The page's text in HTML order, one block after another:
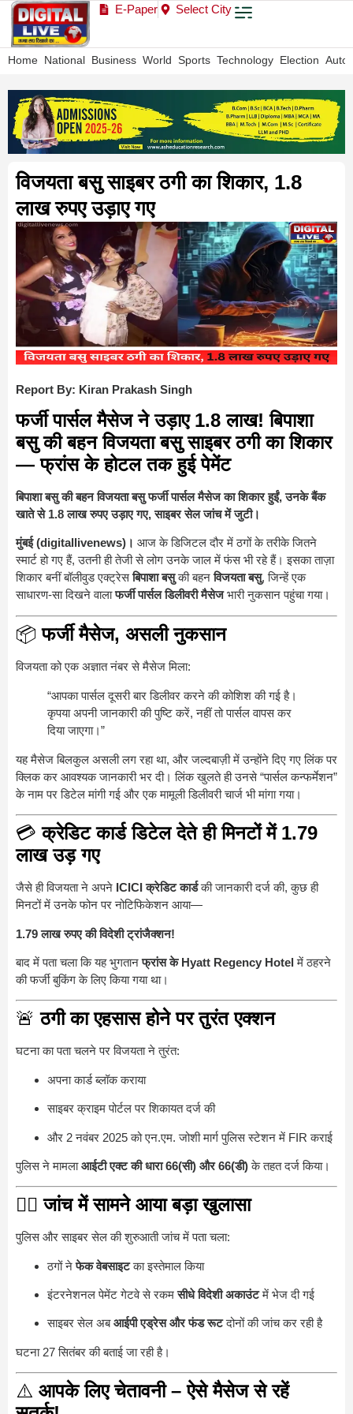
E-Paper Select City
Home National Business World Sports Technology Election Auto
विजयता बसु साइबर ठगी का शिकार, 1.8
लाख रुपए उड़ाए गए
Report By: Kiran Prakash Singh
फर्जी पार्सल मैसेज ने उड़ाए 1.8 लाख! बिपाशा
बसु की बहन विजयता बसु साइबर ठगी का शिकार
— फ्रांस के होटल तक हुई पेमेंट
बिपाशा बसु की बहन विजयता बसु फर्जी पार्सल मैसेज का शिकार हुईं, उनके बैंक
खाते से 1.8 लाख रुपए उड़ाए गए, साइबर सेल जांच में जुटी।
मुंबई (digitallivenews)। आज के डिजिटल दौर में ठगों के तरीके जितने
स्मार्ट हो गए हैं, उतनी ही तेजी से लोग उनके जाल में फंस भी रहे हैं। इसका ताज़ा
शिकार बनीं बॉलीवुड एक्ट्रेसबिपाशा बसुकी बहनविजयता बसु, जिन्हें एक
साधारण-सा दिखने वालाफर्जी पार्सल डिलीवरी मैसेजभारी नुकसान पहुंचा गया।
📦फर्जी मैसेज, असली नुकसान
विजयता को एक अज्ञात नंबर से मैसेज मिला:
“आपका पार्सल दूसरी बार डिलीवर करने की कोशिश की गई है।
कृपया अपनी जानकारी की पुष्टि करें, नहीं तो पार्सल वापस कर
दिया जाएगा।”
यह मैसेज बिलकुल असली लग रहा था, और जल्दबाज़ी में उन्होंने दिए गए लिंक पर
क्लिक कर आवश्यक जानकारी भर दी। लिंक खुलते ही उनसे “पार्सल कन्फर्मेशन”
के नाम पर डिटेल मांगी गई और एक मामूली डिलीवरी चार्ज भी मांगा गया।
💳क्रेडिट कार्ड डिटेल देते ही मिनटों में 1.79
लाख उड़ गए
जैसे ही विजयता ने अपने ICICI क्रेडिट कार्डकी जानकारी दर्ज की, कुछ ही
मिनटों में उनके फोन पर नोटिफिकेशन आया—
1.79 लाख रुपए की विदेशी ट्रांजैक्शन!
बाद में पता चला कि यह भुगतानफ्रांस के Hyatt Regency Hotel में ठहरने
की फर्जी बुकिंग के लिए किया गया था।
🚨ठगी का एहसास होने पर तुरंत एक्शन
घटना का पता चलने पर विजयता ने तुरंत:
अपना कार्ड ब्लॉक कराया
साइबर क्राइम पोर्टल पर शिकायत दर्ज की
और 2 नवंबर 2025 को एन.एम. जोशी मार्ग पुलिस स्टेशन में FIR कराई
पुलिस ने मामलाआईटी एक्ट की धारा 66(सी) और 66(डी)के तहत दर्ज किया।
🕵️‍♂️जांच में सामने आया बड़ा खुलासा
पुलिस और साइबर सेल की शुरुआती जांच में पता चला:
ठगों नेफेक वेबसाइटका इस्तेमाल किया
इंटरनेशनल पेमेंट गेटवे से रकमसीधे विदेशी अकाउंटमें भेज दी गई
साइबर सेल अबआईपी एड्रेस और फंड रूटदोनों की जांच कर रही है
घटना 27 सितंबर की बताई जा रही है।
⚠️ आपके लिए चेतावनी – ऐसे मैसेज से रहें